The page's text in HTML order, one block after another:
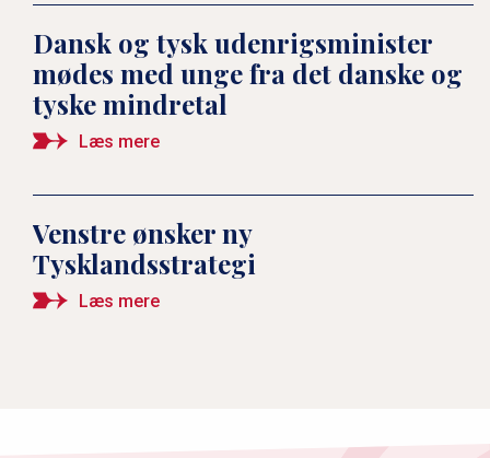
Simone Lange svarer: Hvad
holder du mest af ved
Uffe Ellemann-Jensen svarer:
Hvad holder du mest af ved
Tyskland?
Dansk og tysk udenrigsminister
mødes med unge fra det danske og
tyske mindretal
Læs mere
Venstre ønsker ny
Tysklandsstrategi
Læs mere